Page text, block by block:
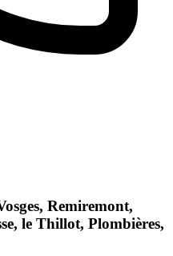
Remiremont,
le Thillot, Plombières,